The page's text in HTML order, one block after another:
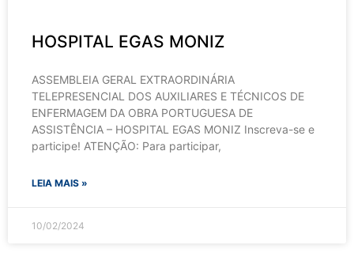
HOSPITAL EGAS MONIZ
ASSEMBLEIA GERAL EXTRAORDINÁRIA
TELEPRESENCIAL DOS AUXILIARES E TÉCNICOS DE
ENFERMAGEM DA OBRA PORTUGUESA DE
ASSISTÊNCIA – HOSPITAL EGAS MONIZ Inscreva-se e
participe! ATENÇÃO: Para participar,
LEIA MAIS »
10/02/2024